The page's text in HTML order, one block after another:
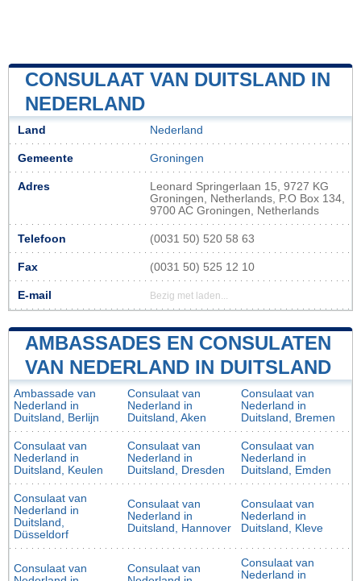
CONSULAAT VAN DUITSLAND IN
NEDERLAND
Land Nederland
Gemeente Groningen
Adres
Leonard Springerlaan 15, 9727 KG
Groningen, Netherlands, P.O Box 134,
9700 AC Groningen, Netherlands
Telefoon (0031 50) 520 58 63
Fax (0031 50) 525 12 10
E-mail Bezig met laden...
AMBASSADES EN CONSULATEN
VAN NEDERLAND IN DUITSLAND
Ambassade van
Nederland in
Duitsland, Berlijn
Consulaat van
Nederland in
Duitsland, Aken
Consulaat van
Nederland in
Duitsland, Bremen
Consulaat van
Nederland in
Duitsland, Keulen
Consulaat van
Nederland in
Duitsland, Dresden
Consulaat van
Nederland in
Duitsland, Emden
Consulaat van
Nederland in
Duitsland,
Düsseldorf
Consulaat van
Nederland in
Duitsland, Hannover
Consulaat van
Nederland in
Duitsland, Kleve
Consulaat van
Consulaat van
Consulaat van
Nederland in